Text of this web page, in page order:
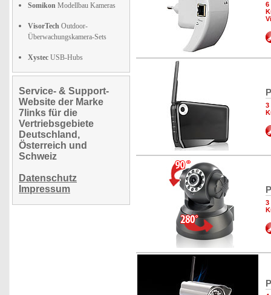
Somikon Modellbau Kameras
VisorTech Outdoor-
Überwachungskamera-Sets
Xystec USB-Hubs
Service- & Support-
Website der Marke
7links für die
Vertriebsgebiete
Deutschland,
Österreich und
Schweiz
Datenschutz
Impressum
6
3
3